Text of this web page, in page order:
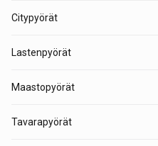
Citypyörät
Lastenpyörät
Maastopyörät
Tavarapyörät